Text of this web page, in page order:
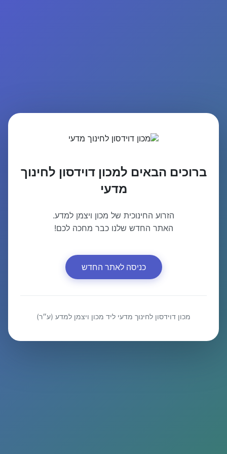
ברוכים הבאים למכון דוידסון לחינוך
מדעי
הזרוע החינוכית של מכון ויצמן למדע.
האתר החדש שלנו כבר מחכה לכם!
כניסה לאתר החדש
מכון דוידסון לחינוך מדעי ליד מכון ויצמן למדע (ע״ר)